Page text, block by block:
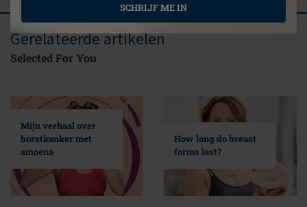
SCHRIJF ME IN
Gerelateerde artikelen
Selected For You
Mijn verhaal over
borstkanker met
amoena
How long do breast
forms last?